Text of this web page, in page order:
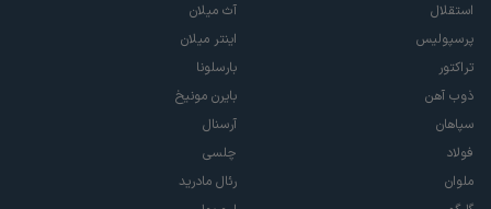
استقلال
پرسپولیس
تراکتور
ذوب آهن
سپاهان
فولاد
ملوان
آث میلان
اینتر میلان
بارسلونا
بایرن مونیخ
آرسنال
چلسی
رئال مادرید